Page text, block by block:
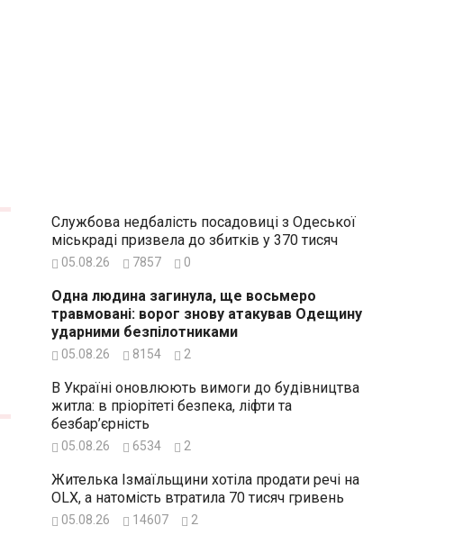
Службова недбалість посадовиці з Одеської
міськраді призвела до збитків у 370 тисяч
05.08.26 7857 0
Одна людина загинула, ще восьмеро
травмовані: ворог знову атакував Одещину
ударними безпілотниками
05.08.26 8154 2
В Україні оновлюють вимоги до будівництва
житла: в пріорітеті безпека, ліфти та
безбар’єрність
05.08.26 6534 2
Жителька Ізмаїльщини хотіла продати речі на
OLX, а натомість втратила 70 тисяч гривень
05.08.26 14607 2